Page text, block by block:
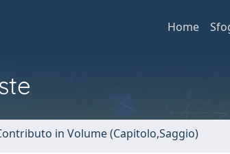
Home
in Volume (Capitolo,Saggio)